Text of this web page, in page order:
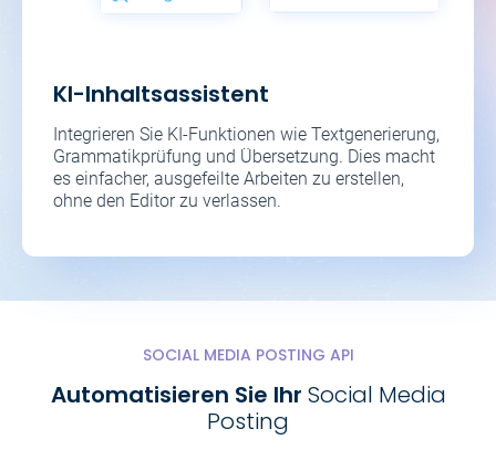
KI-Inhaltsassistent
Integrieren Sie KI-Funktionen wie Textgenerierung,
Grammatikprüfung und Übersetzung. Dies macht
es einfacher, ausgefeilte Arbeiten zu erstellen,
ohne den Editor zu verlassen.
SOCIAL MEDIA POSTING API
Automatisieren Sie Ihr Social Media
Posting